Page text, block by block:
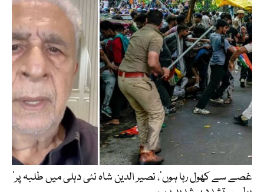
’غصے سے کھول رہا ہوں‘، نصیر الدین شاہ نئی دہلی میں طلبہ پر